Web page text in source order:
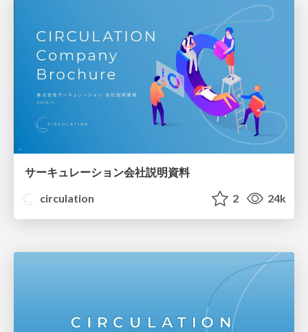
サーキュレーション会社説明資料
circulation
2 24k